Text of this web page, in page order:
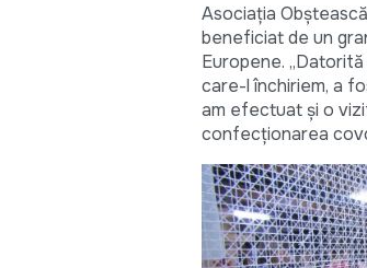
Asociația
beneficiat de un
Europene.
care-l închiriem, a
am efectuat și o
confecționarea